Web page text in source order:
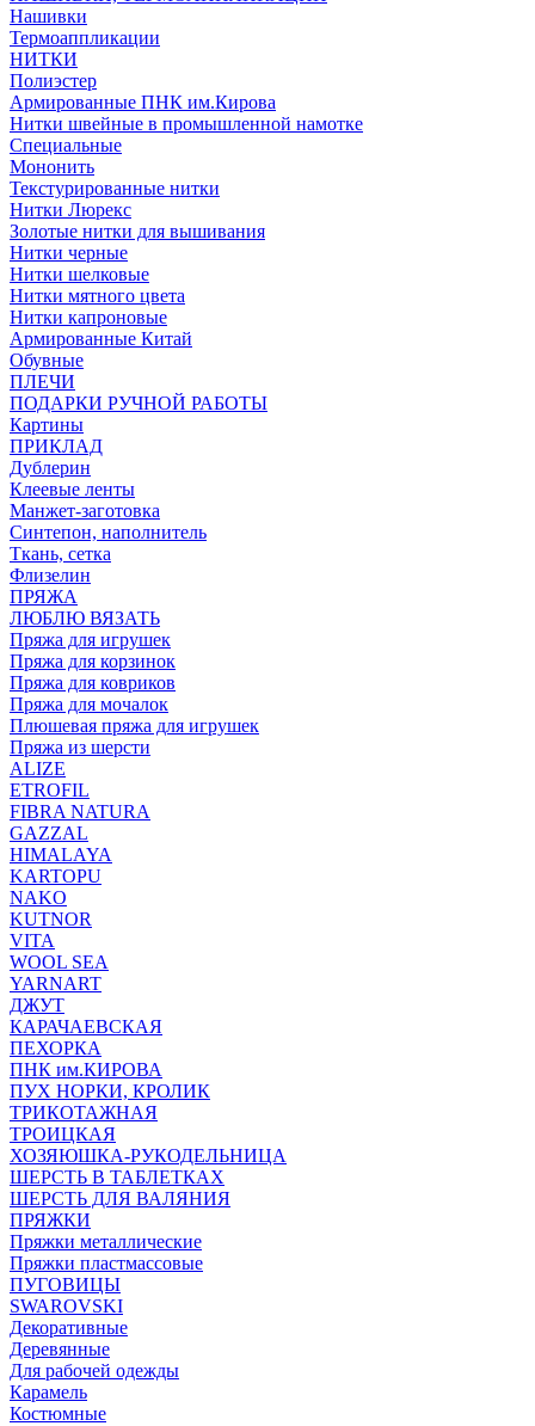
Нашивки
Термоаппликации
НИТКИ
Полиэстер
Армированные ПНК им.Кирова
Нитки швейные в промышленной намотке
Специальные
Мононить
Текстурированные нитки
Нитки Люрекс
Золотые нитки для вышивания
Нитки черные
Нитки шелковые
Нитки мятного цвета
Нитки капроновые
Армированные Китай
Обувные
ПЛЕЧИ
ПОДАРКИ РУЧНОЙ РАБОТЫ
Картины
ПРИКЛАД
Дублерин
Клеевые ленты
Манжет-заготовка
Синтепон, наполнитель
Ткань, сетка
Флизелин
ПРЯЖА
ЛЮБЛЮ ВЯЗАТЬ
Пряжа для игрушек
Пряжа для корзинок
Пряжа для ковриков
Пряжа для мочалок
Плюшевая пряжа для игрушек
Пряжа из шерсти
ALIZE
ETROFIL
FIBRA NATURA
GAZZAL
HIMALAYA
KARTOPU
NAKO
KUTNOR
VITA
WOOL SEA
YARNART
ДЖУТ
КАРАЧАЕВСКАЯ
ПЕХОРКА
ПНК им.КИРОВА
ПУХ НОРКИ, КРОЛИК
ТРИКОТАЖНАЯ
ТРОИЦКАЯ
ХОЗЯЮШКА-РУКОДЕЛЬНИЦА
ШЕРСТЬ В ТАБЛЕТКАХ
ШЕРСТЬ ДЛЯ ВАЛЯНИЯ
ПРЯЖКИ
Пряжки металлические
Пряжки пластмассовые
ПУГОВИЦЫ
SWAROVSKI
Декоративные
Деревянные
Для рабочей одежды
Карамель
Костюмные